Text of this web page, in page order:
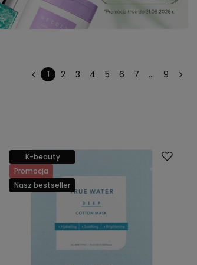
1 2 3 4 5 6 7 ... 9
K-beauty
Promocja
Nasz bestseller